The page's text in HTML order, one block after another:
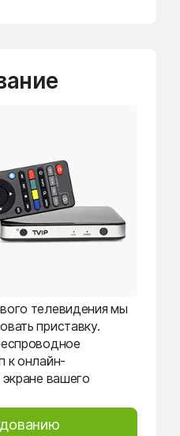
телевидения мы
приставку.
к онлайн-
вашего